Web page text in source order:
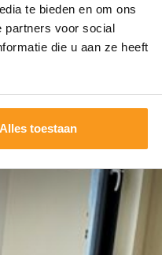
te bieden en om ons
partners voor social
die u aan ze heeft
Alles toestaan